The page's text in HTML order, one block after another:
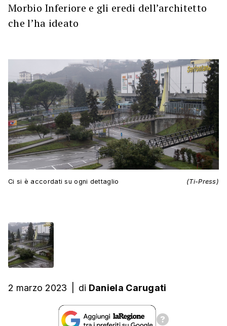
Morbio Inferiore e gli eredi dell’architetto
che l’ha ideato
Ci si è accordati su ogni dettaglio (Ti-Press)
2 marzo 2023 di Daniela Carugati